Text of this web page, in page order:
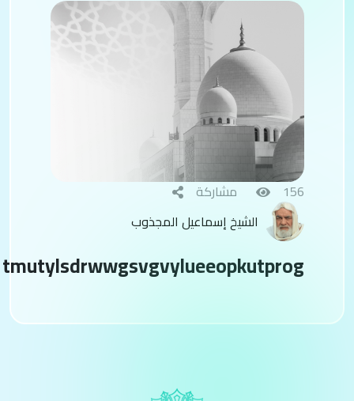
الشيخ إسماعيل المجذوب
156 مشاركة
tmutylsdrwwgsvgvylueeopkutprog